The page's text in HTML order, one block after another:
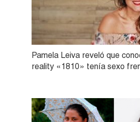
Pamela Leiva reveló que
reality «1810» tenía sexo